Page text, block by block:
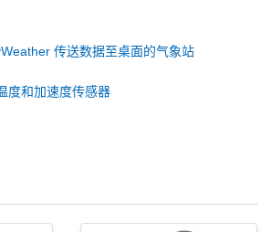
传送数据至桌面的气象站
度和加速度传感器